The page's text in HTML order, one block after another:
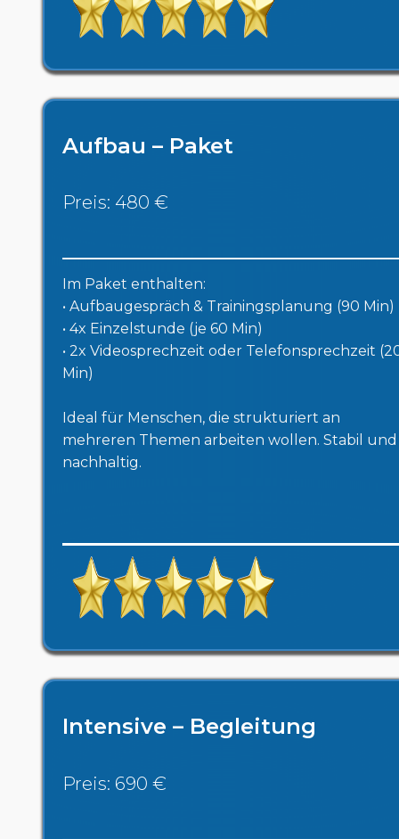
Aufbau – Paket
Preis: 480 €
Im Paket enthalten:
• Aufbaugespräch & Trainingsplanung (90 Min)
• 4x Einzelstunde (je 60 Min)
• 2x Videosprechzeit oder Telefonsprechzeit
Min)
Ideal für Menschen, die strukturiert an
mehreren Themen arbeiten wollen. Stabil und
nachhaltig.
Intensive – Begleitung
Preis: 690 €